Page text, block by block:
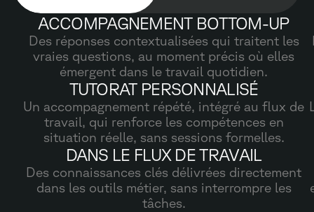
ACCOMPAGNEMENT BOTTOM-UP
Des réponses contextualisées qui traitent les
vraies questions, au moment précis où elles
émergent dans le travail quotidien.
TUTORAT PERSONNALISÉ
Un accompagnement répété, intégré au flux de
travail, qui renforce les compétences en
situation réelle, sans sessions formelles.
DANS LE FLUX DE TRAVAIL
Des connaissances clés délivrées directement
dans les outils métier, sans interrompre les
tâches.